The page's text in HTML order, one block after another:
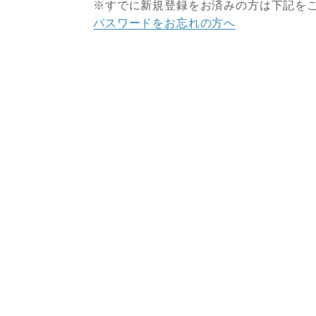
※すでに新規登録をお済みの方は下記を
パスワードをお忘れの方へ